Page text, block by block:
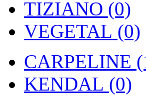
TIZIANO (0)
VEGETAL (0)
CARPELINE
KENDAL (0)